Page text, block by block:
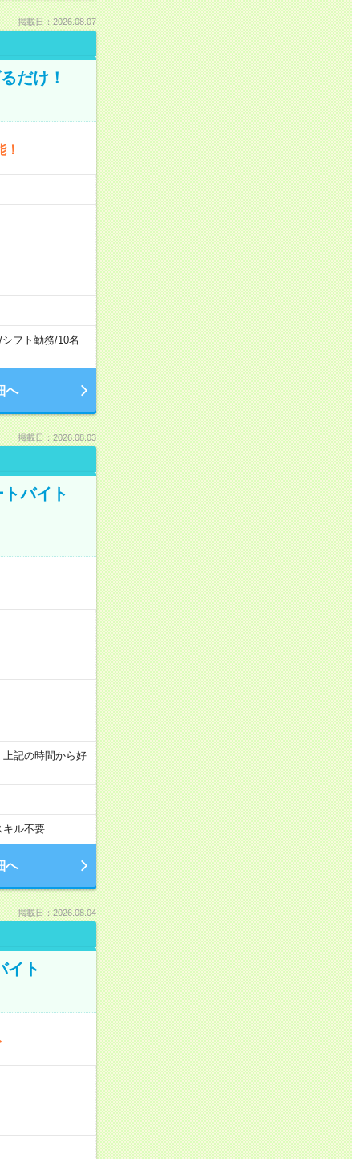
掲載日：2026.08.07
だけ！
/シフト勤務/10名
へ
掲載日：2026.08.03
バイト
上記の時間から好
キル不要
へ
掲載日：2026.08.04
イト